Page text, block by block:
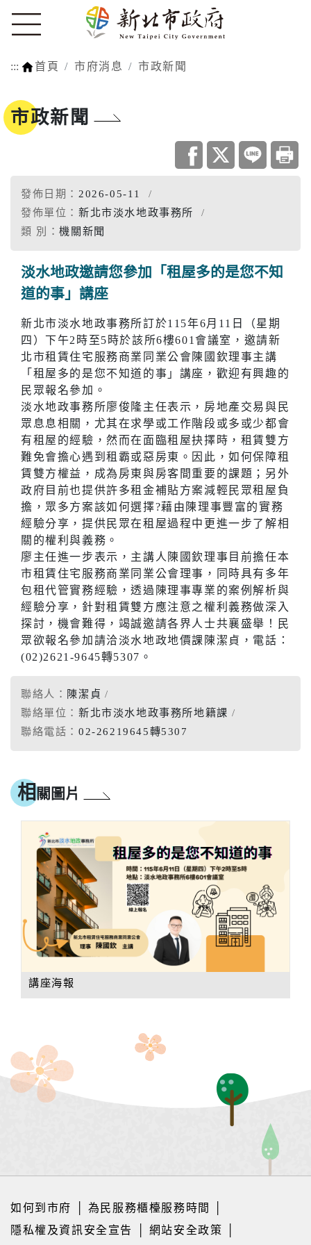
::: 首頁 市府消息 市政新聞
市政新聞
發佈日期： 2026-05-11
發佈單位： 新北市淡水地政事務所
類 別：機關新聞
淡水地政邀請您參加「租屋多的是您不知
道的事」講座
新北市淡水地政事務所訂於115年6月11日（星期
四）下午2時至5時於該所6樓601會議室，邀請新
北市租賃住宅服務商業同業公會陳國欽理事主講
「租屋多的是您不知道的事」講座，歡迎有興趣的
民眾報名參加。
淡水地政事務所廖俊隆主任表示，房地產交易與民
眾息息相關，尤其在求學或工作階段或多或少都會
有租屋的經驗，然而在面臨租屋抉擇時，租賃雙方
難免會擔心遇到租霸或惡房東。因此，如何保障租
賃雙方權益，成為房東與房客間重要的課題；另外
政府目前也提供許多租金補貼方案減輕民眾租屋負
擔，眾多方案該如何選擇?藉由陳理事豐富的實務
經驗分享，提供民眾在租屋過程中更進一步了解相
關的權利與義務。
廖主任進一步表示，主講人陳國欽理事目前擔任本
市租賃住宅服務商業同業公會理事，同時具有多年
包租代管實務經驗，透過陳理事專業的案例解析與
經驗分享，針對租賃雙方應注意之權利義務做深入
探討，機會難得，竭誠邀請各界人士共襄盛舉！民
眾欲報名參加請洽淡水地政地價課陳潔貞，電話：
(02)2621-9645轉5307。
聯絡人： 陳潔貞
聯絡單位： 新北市淡水地政事務所地籍課
聯絡電話： 02-26219645轉5307
相 關圖片
講座海報
如何到市府 為民服務櫃檯服務時間
隱私權及資訊安全宣告
網站安全政策